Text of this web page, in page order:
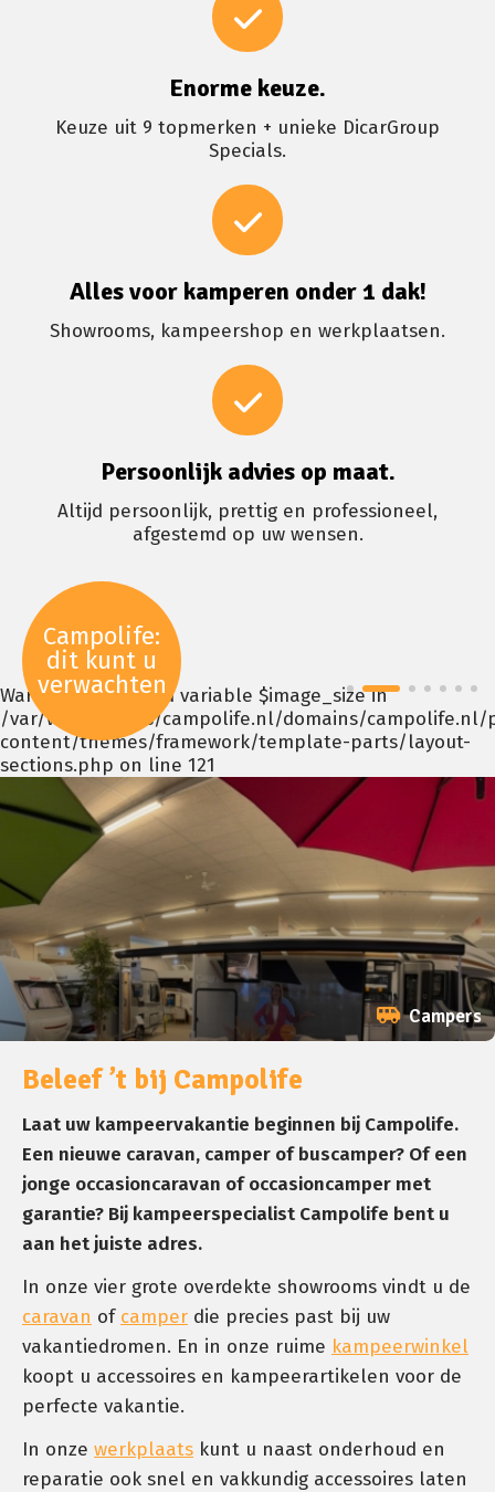
Enorme keuze.
Keuze uit 9 topmerken + unieke DicarGroup
Specials.
Alles voor kamperen onder 1 dak!
Showrooms, kampeershop en werkplaatsen.
Persoonlijk advies op maat.
Altijd persoonlijk, prettig en professioneel,
afgestemd op uw wensen.
Campolife:
dit kunt u
verwachten
Campers
Warning : Undefined variable $image_size in
/var/www/vhosts/campolife.nl/domains/
content/themes/framework/template-parts/layout-
sections.php on line 121
Beleef ’t bij Campolife
Laat uw kampeervakantie beginnen bij Campolife.
Een nieuwe caravan, camper of buscamper? Of een
jonge occasioncaravan of occasioncamper met
garantie? Bij kampeerspecialist Campolife bent u
aan het juiste adres.
In onze vier grote overdekte showrooms vindt u de
caravan of camper die precies past bij uw
vakantiedromen. En in onze ruime kampeerwinkel
koopt u accessoires en kampeerartikelen voor de
perfecte vakantie.
In onze werkplaats kunt u naast onderhoud en
reparatie ook snel en vakkundig accessoires laten